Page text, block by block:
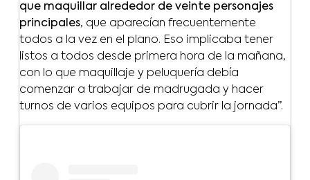
que maquillar alrededor de veinte personajes
principales, que aparecían frecuentemente
todos a la vez en el plano. Eso implicaba tener
listos a todos desde primera hora de la mañana,
con lo que maquillaje y peluquería debía
comenzar a trabajar de madrugada y hacer
turnos de varios equipos para cubrir la jornada”.